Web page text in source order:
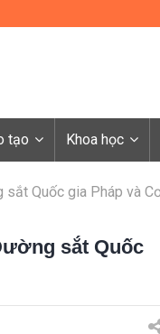
tạo Khoa học
Quốc gia Pháp và
sắt Quốc